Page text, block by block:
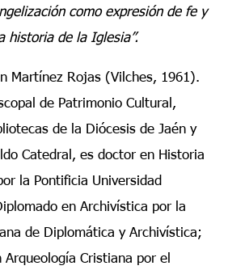
como expresión de fe y
historia de la Iglesia”.
Martínez Rojas (Vilches, 1961).
de Patrimonio Cultural,
de la Diócesis de Jaén y
Catedral, es doctor en Historia
la Pontificia Universidad
en Archivística por la
de Diplomática y Archivística;
Arqueología Cristiana por el